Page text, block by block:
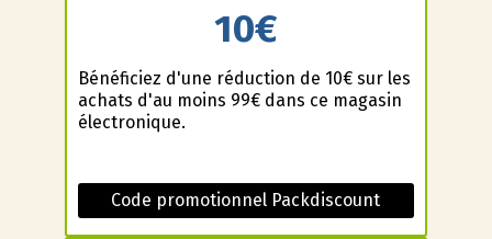
10€
Bénéficiez d'une réduction de 10€ sur les
achats d'au moins 99€ dans ce magasin
électronique.
Code promotionnel Packdiscount